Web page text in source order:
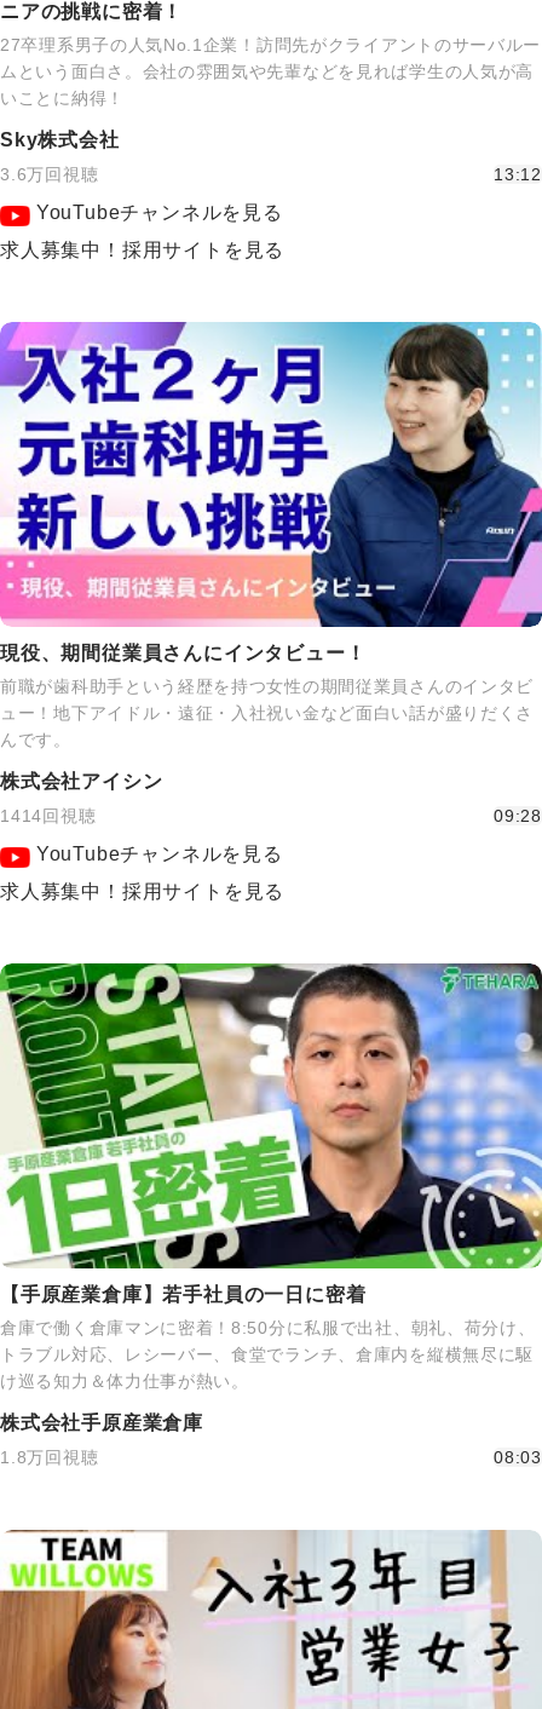
ニアの挑戦に密着！
27卒理系男子の人気No.1企業！訪問先がクライアントのサーバルー
ムという面白さ。会社の雰囲気や先輩などを見れば学生の人気が高
いことに納得！
Sky株式会社
3.6万回視聴 13:12
YouTubeチャンネルを見る
求人募集中！採用サイトを見る
現役、期間従業員さんにインタビュー！
前職が歯科助手という経歴を持つ女性の期間従業員さんのインタビ
ュー！地下アイドル・遠征・入社祝い金など面白い話が盛りだくさ
んです。
株式会社アイシン
1414回視聴 09:28
YouTubeチャンネルを見る
求人募集中！採用サイトを見る
【手原産業倉庫】若手社員の一日に密着
倉庫で働く倉庫マンに密着！8:50分に私服で出社、朝礼、荷分け、
トラブル対応、レシーバー、食堂でランチ、倉庫内を縦横無尽に駆
け巡る知力＆体力仕事が熱い。
株式会社手原産業倉庫
1.8万回視聴 08:03